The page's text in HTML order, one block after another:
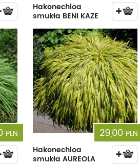
Hakonechloa
smukła BENI KAZE
PLN
29,00 PLN
Hakonechloa
smukła AUREOLA